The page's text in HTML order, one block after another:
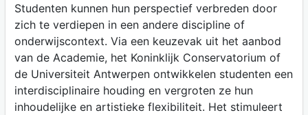
Studenten kunnen hun perspectief verbreden door
zich te verdiepen in een andere discipline of
onderwijscontext. Via een keuzevak uit het aanbod
van de Academie, het Koninklijk Conservatorium of
de Universiteit Antwerpen ontwikkelen studenten een
interdisciplinaire houding en vergroten ze hun
inhoudelijke en artistieke flexibiliteit. Het stimuleert